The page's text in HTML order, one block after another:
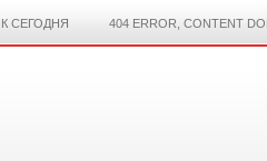
СЕГОДНЯ 404 ERROR, CONTENT